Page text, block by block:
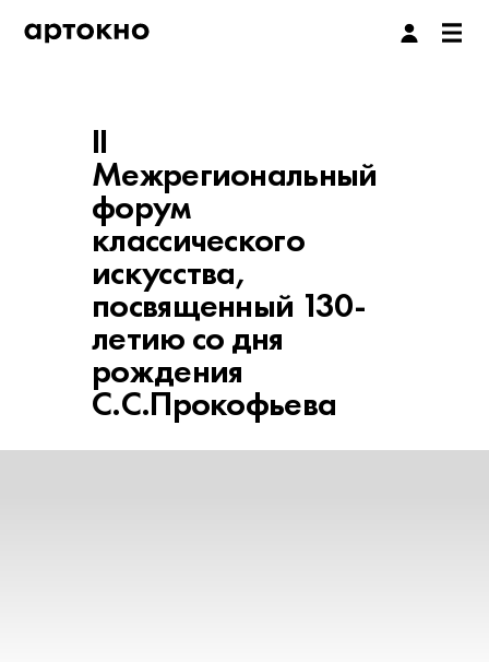
II
Межрегиональный
форум
классического
искусства,
посвященный 130-
летию со дня
рождения
С.С.Прокофьева